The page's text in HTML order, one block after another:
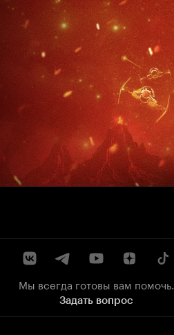
Мы всегда готовы вам помочь.
Задать вопрос